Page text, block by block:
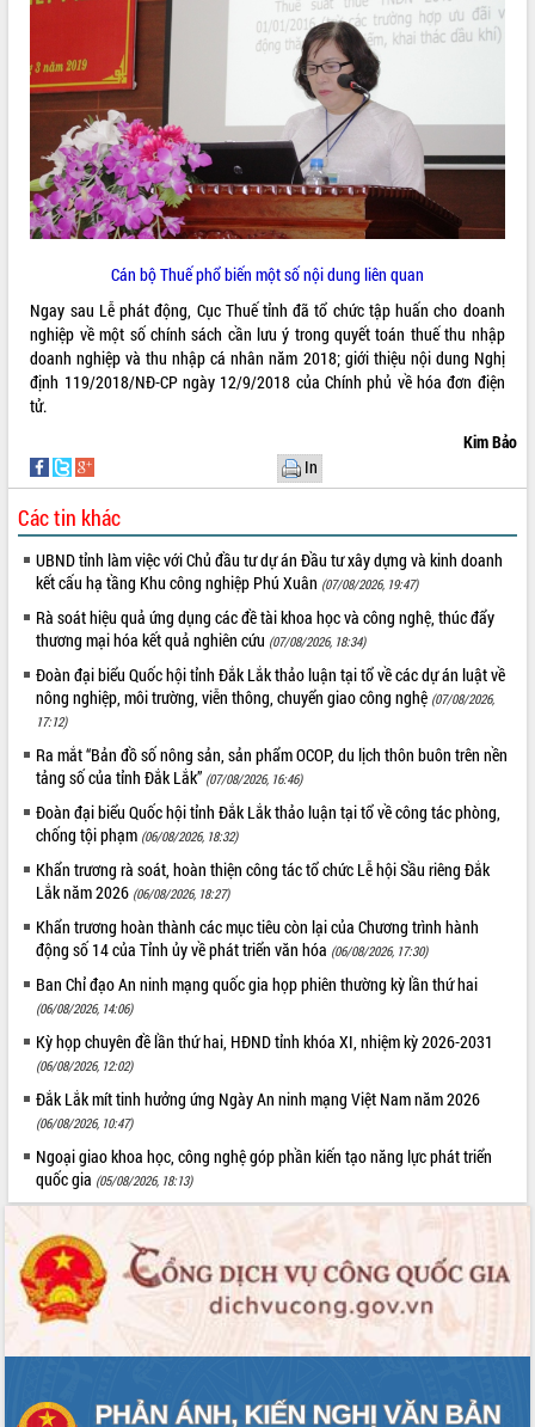
Đề án 06 tạo bước ngoặt đột phá trong
cải cách hành chính tỉnh Đắk Lắk
Kết nối tour, đẩy mạnh chuyển đổi số
để phát triển du lịch Đắk Lắk
Khởi động Dự án Đầu tư xây dựng hạ
tầng kỹ thuật Cụm công nghiệp Tân
Tiến
Gặp mặt các cơ quan báo chí nhân Kỷ
niệm 101 năm Ngày Báo chí Cách
Đắk Lắk sơ kết 4 năm triển khai thực
hiện Đề án 06 của Chính phủ
Họp báo thông tin về Hội nghị Công bố
Quy hoạch và Xúc tiến đầu tư tỉnh Đắk
Lắk
Khơi thông điểm nghẽn, đẩy nhanh
HĐND tỉnh thông qua điều chỉnh Quy
hoạch tỉnh thời kỳ 2021-2030
Hội thảo góp ý hồ sơ điều chỉnh quy
hoạch tỉnh Đắk Lắk thời kỳ 2021-2030,
tầm nhìn đến năm 2050
Nâng cao hiệu quả hoạt động của các
doanh nghiệp nhà nước
Hội nghị triển khai kết nối mạng
truyền số liệu chuyên dùng phục vụ cơ
quan Đảng, Nhà nước
Lễ phát động chuỗi hoạt động chung
tay làm sạch môi trường
Xã Ea Kar bước chuyển mình trong
công tác cải cách hành chính mô hình
mới
UBND tỉnh họp báo định kỳ tháng 4
năm 2026
Hội thảo khoa học “Giải pháp thúc đẩy
phát triển nền kinh tế xanh tại tỉnh
Đắk Lắk”
Tăng cường giám sát, đôn đốc thực
hiện nhiệm vụ quản lý tài sản công
hàng tuần
Tháo gỡ những vướng mắc, đẩy mạnh
công tác cải cách thủ tục hành chính
tại Trung tâm Phục vụ hành chính
Đắk Lắk: Tôn vinh 46 giải pháp tại Hội
thi Sáng tạo Kỹ thuật 2024 - 2025
về phát triển nuôi trồng thủy sản
Phó Chủ tịch UBND tỉnh Đắk Lắk
Trương Công Thái kiểm tra thực địa
Dự án cao tốc Khánh Hòa - Buôn Ma
sản sống” trong dòng chảy toàn cầu
Cán bộ Thuế phổ biến một số nội dung liên quan
Ngay sau Lễ phát động, Cục Thuế tỉnh đã tổ chức tập huấn cho doanh
nghiệp về một số chính sách cần lưu ý trong quyết toán thuế thu nhập
doanh nghiệp và thu nhập cá nhân năm 2018; giới thiệu nội dung Nghị
định 119/2018/NĐ-CP ngày 12/9/2018 của Chính phủ về hóa đơn điện
tử.
Kim Bảo
In
Các tin khác
UBND tỉnh làm việc với Chủ đầu tư dự án Đầu tư xây dựng và kinh doanh
kết cấu hạ tầng Khu công nghiệp Phú Xuân (07/08/2026, 19:47)
Rà soát hiệu quả ứng dụng các đề tài khoa học và công nghệ, thúc đẩy
thương mại hóa kết quả nghiên cứu (07/08/2026, 18:34)
Đoàn đại biểu Quốc hội tỉnh Đắk Lắk thảo luận tại tổ về các dự án luật về
nông nghiệp, môi trường, viễn thông, chuyển giao công nghệ (07/08/2026,
17:12)
Ra mắt “Bản đồ số nông sản, sản phẩm OCOP, du lịch thôn buôn trên nền
tảng số của tỉnh Đắk Lắk” (07/08/2026, 16:46)
Đoàn đại biểu Quốc hội tỉnh Đắk Lắk thảo luận tại tổ về công tác phòng,
chống tội phạm (06/08/2026, 18:32)
Khẩn trương rà soát, hoàn thiện công tác tổ chức Lễ hội Sầu riêng Đắk
Lắk năm 2026 (06/08/2026, 18:27)
Khẩn trương hoàn thành các mục tiêu còn lại của Chương trình hành
động số 14 của Tỉnh ủy về phát triển văn hóa (06/08/2026, 17:30)
Ban Chỉ đạo An ninh mạng quốc gia họp phiên thường kỳ lần thứ hai
(06/08/2026, 14:06)
Kỳ họp chuyên đề lần thứ hai, HĐND tỉnh khóa XI, nhiệm kỳ 2026-2031
(06/08/2026, 12:02)
Đắk Lắk mít tinh hưởng ứng Ngày An ninh mạng Việt Nam năm 2026
(06/08/2026, 10:47)
Ngoại giao khoa học, công nghệ góp phần kiến tạo năng lực phát triển
quốc gia (05/08/2026, 18:13)